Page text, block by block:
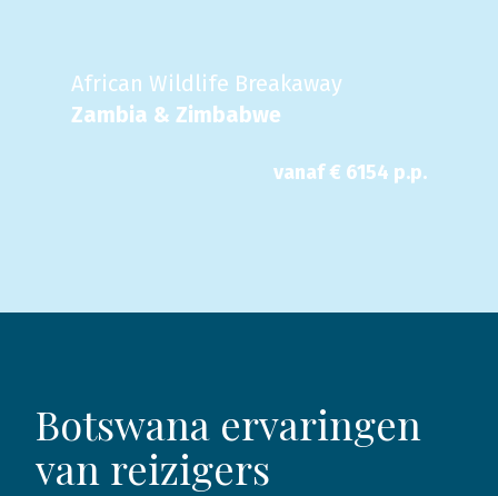
African Wildlife Breakaway
Zambia & Zimbabwe
vanaf € 6154 p.p.
Botswana ervaringen
van reizigers